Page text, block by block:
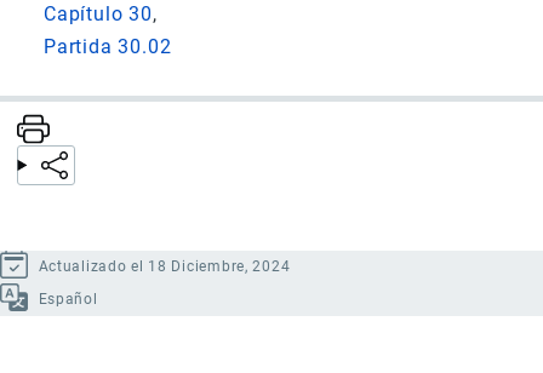
Capítulo 30
Partida 30.02
Actualizado el 18 Diciembre, 2024
Español